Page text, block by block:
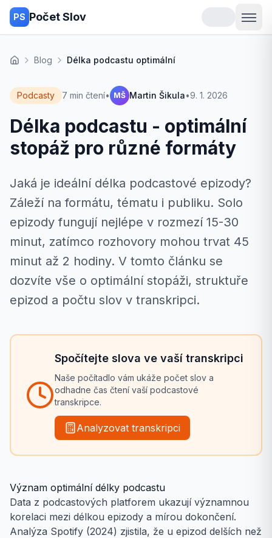
PS Počet Slov
Domů Blog Délka podcastu optimální
Podcasty 7 min čtení• MŠ Martin Šikula•9. 1. 2026
Délka podcastu - optimální
stopáž pro různé formáty
Jaká je ideální délka podcastové epizody?
Záleží na formátu, tématu i publiku. Solo
epizody fungují nejlépe v rozmezí 15-30
minut, zatímco rozhovory mohou trvat 45
minut až 2 hodiny. V tomto článku se
dozvíte vše o optimální stopáži, struktuře
epizod a počtu slov v transkripci.
Spočítejte slova ve vaší transkripci
Naše počítadlo vám ukáže počet slov a
odhadne čas čtení vaší podcastové
transkripce.
Analyzovat transkripci
Význam optimální délky podcastu
Data z podcastových platforem ukazují významnou
korelaci mezi délkou epizody a mírou dokončení.
Analýza Spotify (2024) zjistila, že u epizod delších než